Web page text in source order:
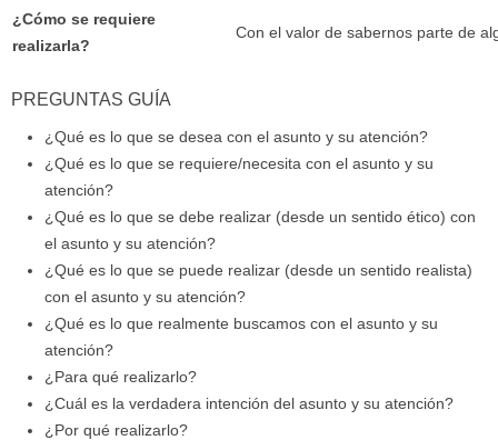
¿Cómo se requiere
realizarla?
Con el valor de sabernos parte de
PREGUNTAS GUÍA
¿Qué es lo que se desea con el asunto y su atención?
¿Qué es lo que se requiere/necesita con el asunto y su
atención?
¿Qué es lo que se debe realizar (desde un sentido ético) con
el asunto y su atención?
¿Qué es lo que se puede realizar (desde un sentido realista)
con el asunto y su atención?
¿Qué es lo que realmente buscamos con el asunto y su
atención?
¿Para qué realizarlo?
¿Cuál es la verdadera intención del asunto y su atención?
¿Por qué realizarlo?